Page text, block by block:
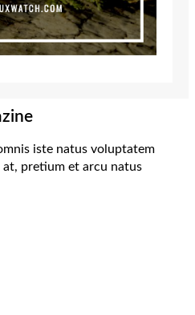
iste natus voluptatem
pretium et arcu natus